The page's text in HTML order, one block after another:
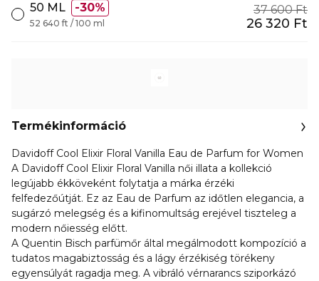
50 ML 30% 37 600 Ft
26 320 Ft
52 640 ft / 100 ml
Termékinformáció
Davidoff Cool Elixir Floral Vanilla Eau de Parfum for Women
A Davidoff Cool Elixir Floral Vanilla női illata a kollekció
legújabb ékköveként folytatja a márka érzéki
felfedezőútját. Ez az Eau de Parfum az időtlen elegancia, a
sugárzó melegség és a kifinomultság erejével tiszteleg a
modern nőiesség előtt.
A Quentin Bisch parfümőr által megálmodott kompozíció a
tudatos magabiztosság és a lágy érzékiség törékeny
egyensúlyát ragadja meg. A vibráló vérnarancs sziporkázó